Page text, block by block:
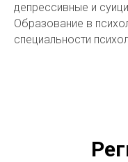
депрессивные и
Образование в
специальности